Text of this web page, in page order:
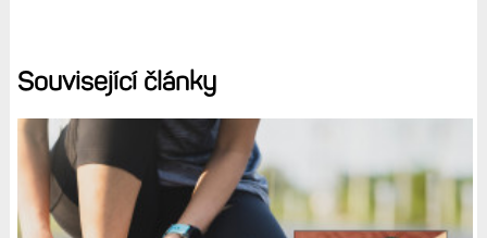
Související články